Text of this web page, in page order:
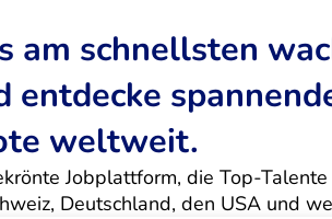
am schnellsten
entdecke
weltweit.
Jobplattform, die Top-
Deutschland, den USA und